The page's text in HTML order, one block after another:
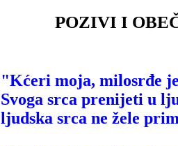
POZIVI I
"Kćeri moja, milosrđe
Svoga srca prenijeti u
ljudska srca ne žele